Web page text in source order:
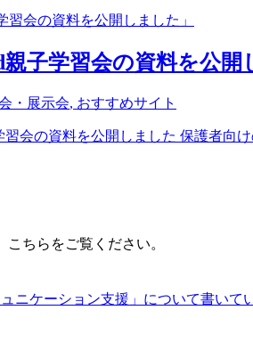
子学習会の資料を公開
・展示会, おすすめサイト
習会の資料を公開しました 保護者向
ちらをご覧ください。
ニケーション支援」について書いて